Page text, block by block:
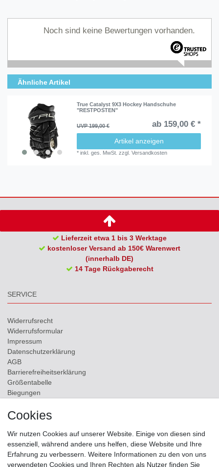
Noch sind keine Bewertungen vorhanden.
Ähnliche Artikel
True Catalyst 9X3 Hockey Handschuhe
"RESTPOSTEN"
UVP 199,00 € ab 159,00 € *
Artikel anzeigen
*inkl. ges. MwSt. zzgl.Versandkosten
Lieferzeit etwa 1 bis 3 Werktage
kostenloser Versand ab 150€ Warenwert
(innerhalb DE)
14 Tage Rückgaberecht
SERVICE
Widerrufs­recht
Widerrufs­formular
Impressum
Daten­schutz­erklärung
AGB
Barrierefreiheitserklärung
Größentabelle
Biegungen
Kontakt
ZAHLUNGSMÖGLICHKEITEN
Cookies
Wir nutzen Cookies auf unserer Website. Einige von diesen sind
essenziell, während andere uns helfen, diese Website und Ihre
Erfahrung zu verbessern. Weitere Informationen zu den von uns
verwendeten Cookies und Ihren Rechten als Nutzer finden Sie